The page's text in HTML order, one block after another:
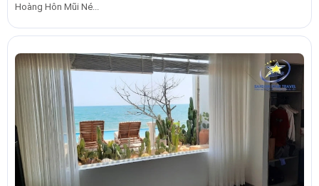
Hoàng Hôn Mũi Né...